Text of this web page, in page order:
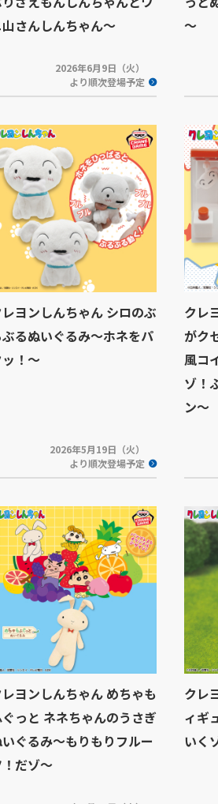
さんしんちゃん～
2026年6月9日（火）
より順次登場予定
～
ヨンしんちゃん シロのぶ
るぬいぐるみ～ホネをパ
！～
2026年5月19日（火）
より順次登場予定
クレ
がク
風コ
ゾ！
ン〜
ヨンしんちゃん めちゃも
っと ネネちゃんのうさぎ
ぐるみ～もりもりフルー
だゾ～
クレ
ィギ
いく